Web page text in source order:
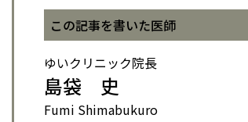
この記事を書いた医師
ゆいクリニック院長
島袋 史
Fumi Shimabukuro